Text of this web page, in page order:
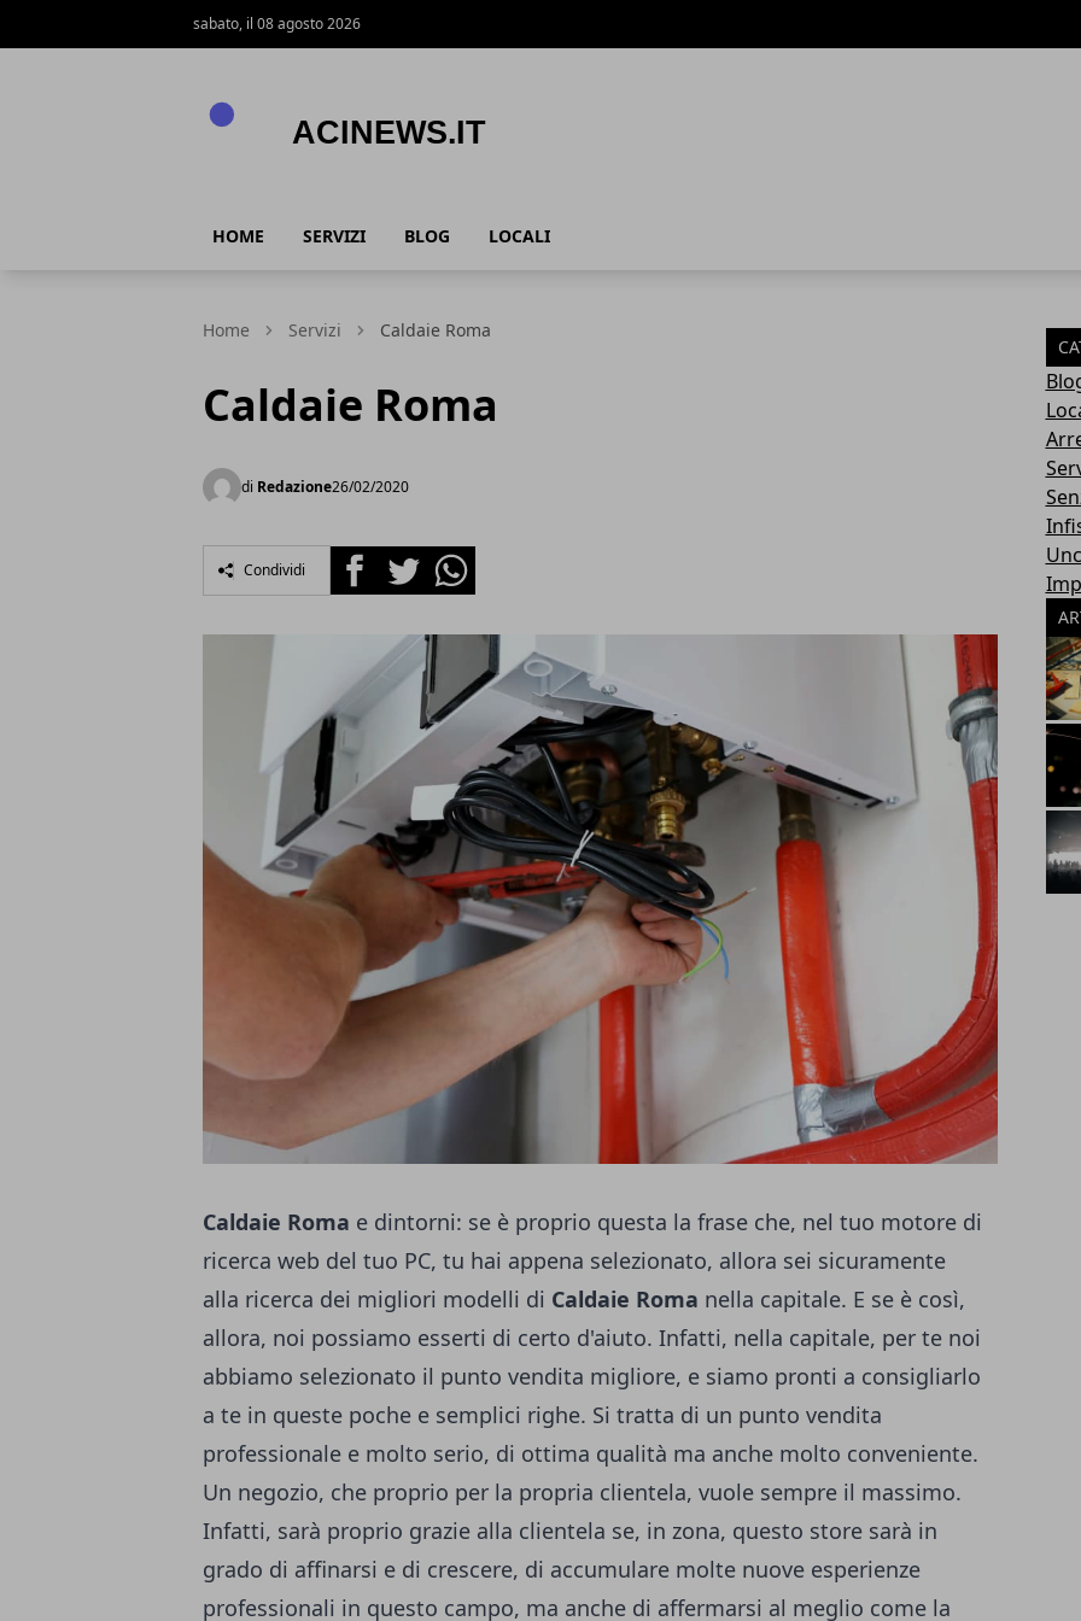
sabato, il 08 agosto 2026
HOME SERVIZI BLOG LOCALI
Home Servizi Caldaie Roma
Caldaie Roma
di Redazione26/02/2020
Condividi FacebookTwitterWhatsapp
Caldaie Roma e dintorni: se è proprio questa la frase che, nel tuo motore di
ricerca web del tuo PC, tu hai appena selezionato, allora sei sicuramente
alla ricerca dei migliori modelli di Caldaie Roma nella capitale. E se è così,
allora, noi possiamo esserti di certo d'aiuto. Infatti, nella capitale, per te noi
abbiamo selezionato il punto vendita migliore, e siamo pronti a consigliarlo
a te in queste poche e semplici righe. Si tratta di un punto vendita
professionale e molto serio, di ottima qualità ma anche molto conveniente.
Un negozio, che proprio per la propria clientela, vuole sempre il massimo.
Infatti, sarà proprio grazie alla clientela se, in zona, questo store sarà in
grado di affinarsi e di crescere, di accumulare molte nuove esperienze
professionali in questo campo, ma anche di affermarsi al meglio come la